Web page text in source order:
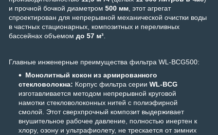
и прочной бочкой диаметром 500 мм, этот агрегат
спроектирован для непрерывной механической очистки воды
в частных стационарных, композитных и переливных
бассейнах объемом до 57 м³.
Главные инженерные преимущества фильтра WL-BCG500:
Монолитный кокон из армированного
стекловолокна: Корпус фильтра серии WL-BCG
изготавливается методом непрерывной круговой
намотки стекловолоконных нитей с полиэфирной
смолой. Этот сверхпрочный композит выдерживает
внушительное рабочее давление, полностью инертен к
хлору, озону и ультрафиолету, не трескается от зимних